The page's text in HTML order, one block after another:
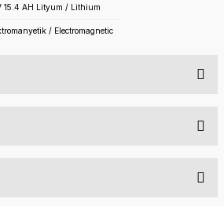
15.4 AH Lityum / Lithium
/ Electromagnetic